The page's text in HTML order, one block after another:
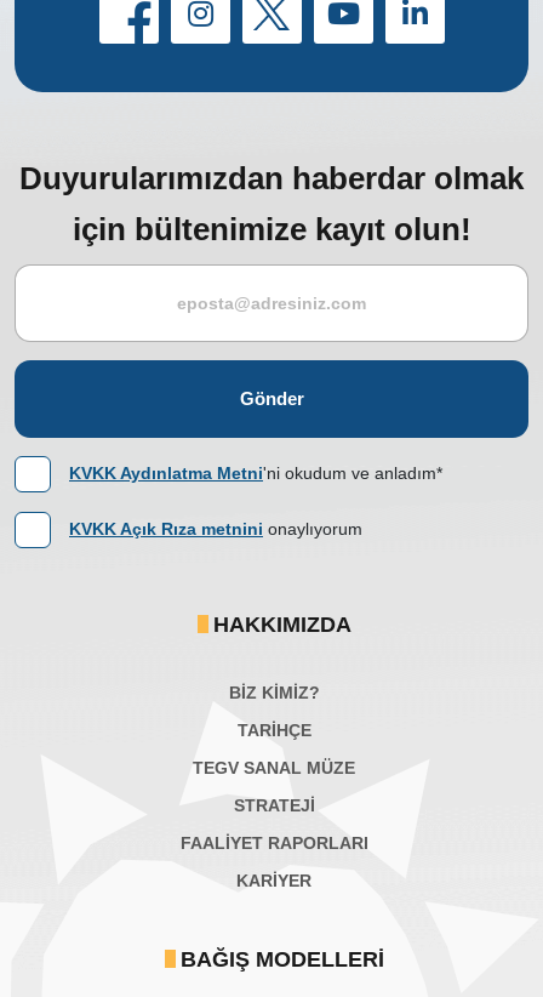
Duyurularımızdan haberdar olmak
için bültenimize kayıt olun!
Gönder
KVKK Aydınlatma Metni'ni okudum ve anladım*
KVKK Açık Rıza metnini onaylıyorum
HAKKIMIZDA
BİZ KİMİZ?
TARİHÇE
TEGV SANAL MÜZE
STRATEJİ
FAALİYET RAPORLARI
KARIYER
BAĞIŞ MODELLERI